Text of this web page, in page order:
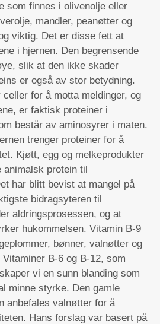
som finnes i olivenolje eller
mandler, peanøtter og
viktig. Det er disse fett at
i hjernen. Den begrensende
slik at den ikke skader
er også av stor betydning.
for å motta meldinger, og
er faktisk proteiner i
består av aminosyrer i maten.
trenger proteiner for å
Kjøtt, egg og melkeprodukter
animalsk protein til
har blitt bevist at mangel på
bidragsyteren til
aldringsprosessen, og at
hukommelsen. Vitamin B-9
bønner, valnøtter og
B-6 og B-12, som
vi en sunn blanding som
minne styrke. Den gamle
anbefales valnøtter for å
Hans forslag var basert på